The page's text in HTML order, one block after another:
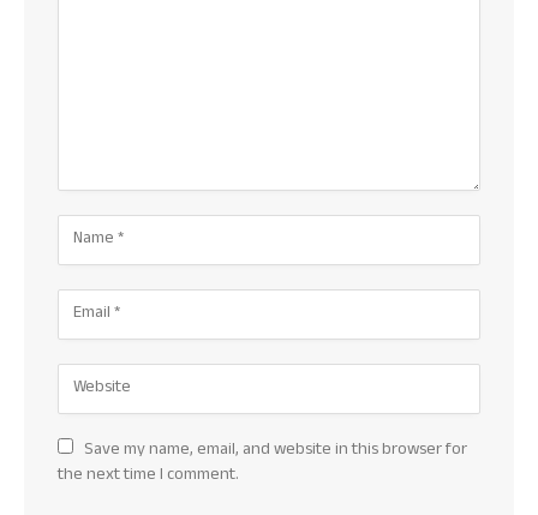
Save my name, email, and website in this browser for
the next time I comment.